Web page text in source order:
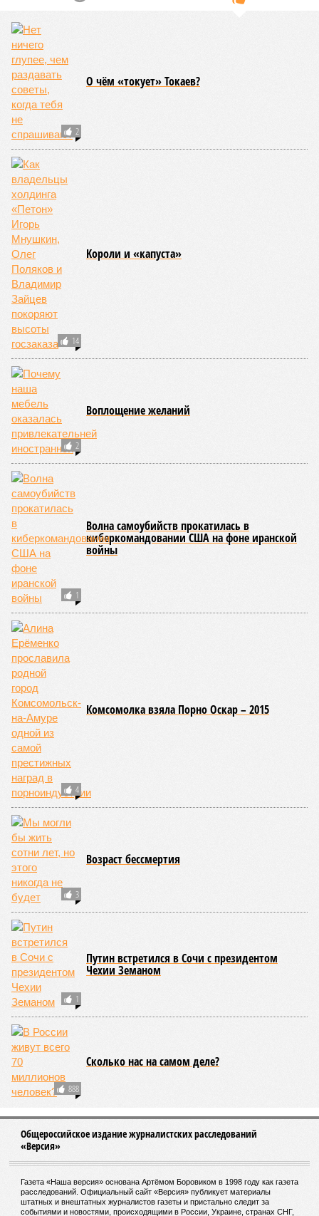
2
О чём «токует» Токаев?
14
Kороли и «капуста»
2
Воплощение желаний
1
Волна самоубийств прокатилась в
киберкомандовании США на фоне иранской
войны
4
Комсомолка взяла Порно Оскар – 2015
3
Возраст бессмертия
1
Путин встретился в Сочи с президентом
Чехии Земаном
888
Сколько нас на самом деле?
Общероссийское издание журналистских расследований
«Версия»
Газета «Наша версия» основана Артёмом Боровиком в 1998 году как газета
расследований. Официальный сайт «Версия» публикует материалы
штатных и внештатных журналистов газеты и пристально следит за
событиями и новостями, происходящими в России, Украине, странах СНГ,